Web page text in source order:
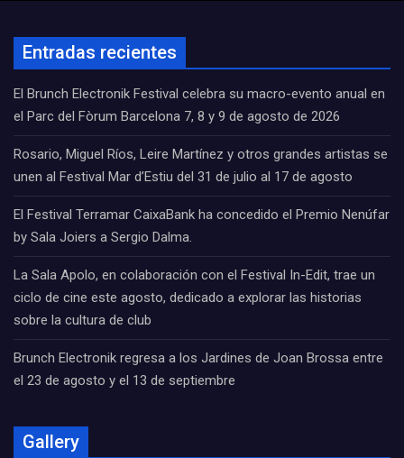
Entradas recientes
El Brunch Electronik Festival celebra su macro-evento anual en
el Parc del Fòrum Barcelona 7, 8 y 9 de agosto de 2026
Rosario, Miguel Ríos, Leire Martínez y otros grandes artistas se
unen al Festival Mar d’Estiu del 31 de julio al 17 de agosto
El Festival Terramar CaixaBank ha concedido el Premio Nenúfar
by Sala Joiers a Sergio Dalma.
La Sala Apolo, en colaboración con el Festival In-Edit, trae un
ciclo de cine este agosto, dedicado a explorar las historias
sobre la cultura de club
Brunch Electronik regresa a los Jardines de Joan Brossa entre
el 23 de agosto y el 13 de septiembre
Gallery